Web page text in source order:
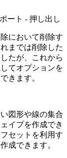
ート - 押し出し
において削除す
までは削除した
たが、これから
てオプションを
きます。
図形や線の集合
イプを作成でき
セットを利用す
成できます。